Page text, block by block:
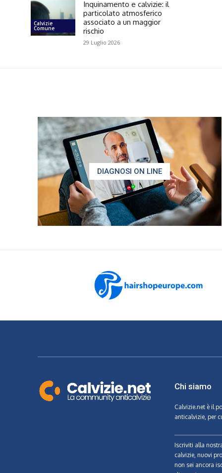
Calvizie
Comune
Inquinamento e calvizie: il
particolato atmosferico
associato a un maggior
rischio
29 Luglio 2026
DIAGNOSI ON LINE
Chi siamo
Calvizie.netè il
anticalvizie, per
Iscriviti alla
calvizie, nuovi
non sei ancora